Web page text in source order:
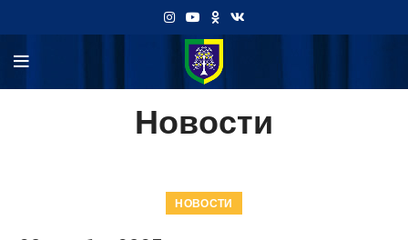
Новости
НОВОСТИ